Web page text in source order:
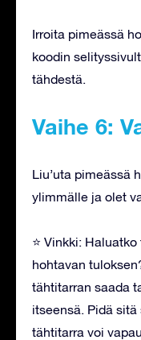
Irroita pimeässä
koodin
tähdestä.
Vaihe 6:
Liu’uta pimeässä
ylimmälle ja olet
⭐ Vinkki:
hohtavan
tähtitarran saada
itseensä. Pidä
tähtitarra voi